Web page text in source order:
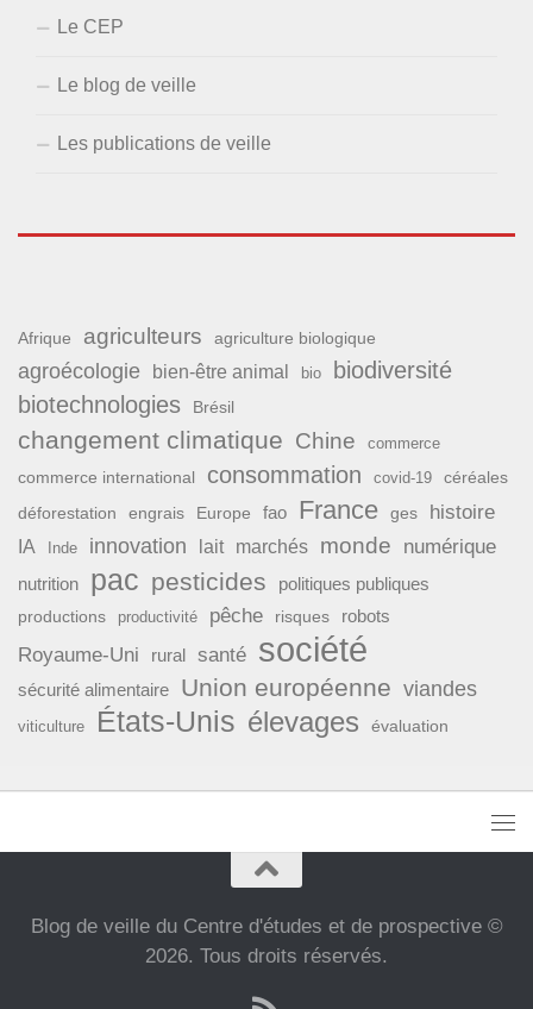
Le CEP
Le blog de veille
Les publications de veille
Afrique agriculteurs agriculture biologique
agroécologie bien-être animal bio
biodiversité
biotechnologies
Brésil
changement climatique Chine commerce
commerce international consommation covid-19 céréales
déforestation engrais Europe fao France ges histoire
IA Inde innovation lait marchés monde numérique
nutrition pac pesticides politiques publiques
productions productivité pêche risques robots
Royaume-Uni rural santé société
sécurité alimentaire Union européenne viandes
viticulture États-Unis élevages évaluation
Blog de veille du Centre d'études et de prospective ©
2026. Tous droits réservés.